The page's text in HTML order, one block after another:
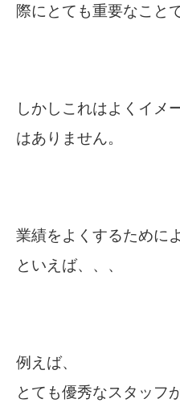
際にとても重要なこと
しかしこれはよくイメ
はありません。
業績をよくするために
といえば、、、
例えば、
とても優秀なスタッフ